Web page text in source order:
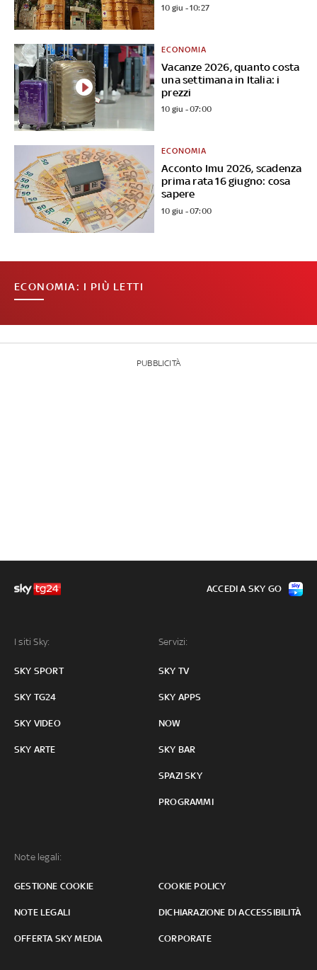
10 giu - 10:27
Vacanze 2026, quanto costa
una settimana in Italia: i
prezzi
ECONOMIA
10 giu - 07:00
Acconto Imu 2026, scadenza
prima rata 16 giugno: cosa
sapere
ECONOMIA
10 giu - 07:00
ECONOMIA: I PIÙ LETTI
PUBBLICITÀ
I siti Sky:
SKY SPORT
SKY TG24
SKY VIDEO
SKY ARTE
Servizi:
SKY TV
SKY APPS
NOW
SKY BAR
SPAZI SKY
PROGRAMMI
Note legali:
GESTIONE COOKIE COOKIE POLICY
NOTE LEGALI DICHIARAZIONE DI ACCESSIBILITÀ
OFFERTA SKY MEDIA CORPORATE
ACCEDI A SKY GO